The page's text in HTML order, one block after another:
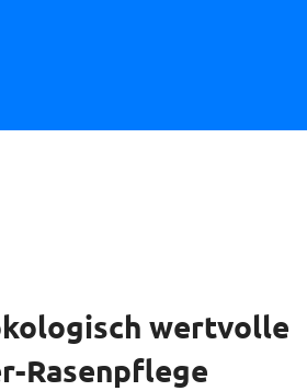
wertvolle
Rasenpflege